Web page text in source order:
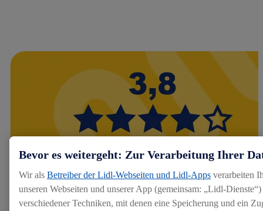
Bevor es weitergeht: Zur Verarbeitung Ihrer
Wir als Betreiber der Lidl-Webseiten und Lidl-Apps verarbeiten
unseren Webseiten und unserer App (gemeinsam: „Lidl-
verschiedener Techniken, mit denen eine Speicherung und ein